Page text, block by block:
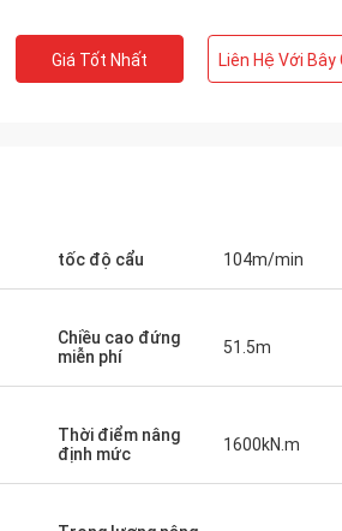
Giá Tốt Nhất Liên Hệ Với Bây
tốc độ cẩu 104m/min
Chiều cao đứng
miễn phí
51.5m
Thời điểm nâng
định mức
1600kN.m